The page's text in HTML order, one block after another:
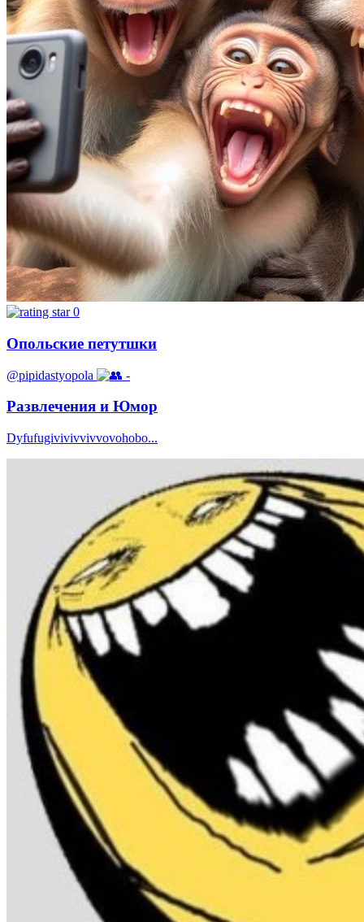
0
Опольские петутшки
@pipidastyopola -
Развлечения и Юмор
Dyfufugivivivvivvovohobo...